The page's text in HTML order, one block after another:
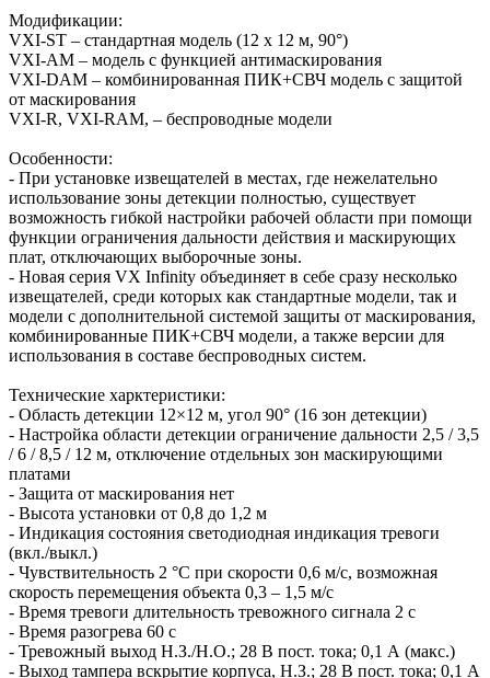
Модификации:
VXI-ST – стандартная модель (12 x 12 м, 90°)
VXI-AM – модель с функцией антимаскирования
VXI-DAM – комбинированная ПИК+СВЧ модель c защитой
от маскирования
VXI-R, VXI-RAM, – беспроводные модели
Особенности:
- При установке извещателей в местах, где нежелательно
использование зоны детекции полностью, существует
возможность гибкой настройки рабочей области при помощи
функции ограничения дальности действия и маскирующих
плат, отключающих выборочные зоны.
- Новая серия VX Infinity объединяет в себе сразу несколько
извещателей, среди которых как стандартные модели, так и
модели с дополнительной системой защиты от маскирования,
комбинированные ПИК+СВЧ модели, а также версии для
использования в составе беспроводных систем.
Технические харктеристики:
- Область детекции 12×12 м, угол 90° (16 зон детекции)
- Настройка области детекции ограничение дальности 2,5 / 3,5
/ 6 / 8,5 / 12 м, отключение отдельных зон маскирующими
платами
- Защита от маскирования нет
- Высота установки от 0,8 до 1,2 м
- Индикация состояния светодиодная индикация тревоги
(вкл./выкл.)
- Чувствительность 2 °С при скорости 0,6 м/с, возможная
скорость перемещения объекта 0,3 – 1,5 м/с
- Время тревоги длительность тревожного сигнала 2 с
- Время разогрева 60 с
- Тревожный выход Н.З./Н.О.; 28 В пост. тока; 0,1 А (макс.)
- Выход тампера вскрытие корпуса, Н.З.; 28 В пост. тока; 0,1 А